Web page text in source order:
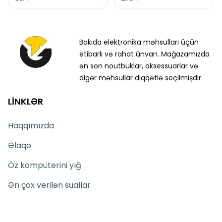
Bakıda elektronika məhsulları üçün
etibarlı və rahat ünvan. Mağazamızda
ən son noutbuklar, aksessuarlar və
digər məhsullar diqqətlə seçilmişdir
LİNKLƏR
Haqqımızda
Əlaqə
Öz kompüterini yığ
Ən çox verilən suallar